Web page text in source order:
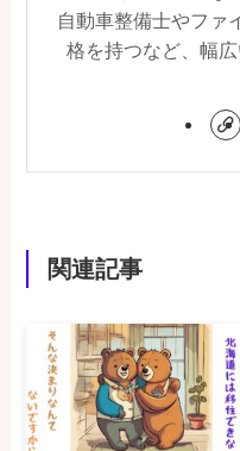
自動車整備士やファ
格を持つなど、幅
関連記事